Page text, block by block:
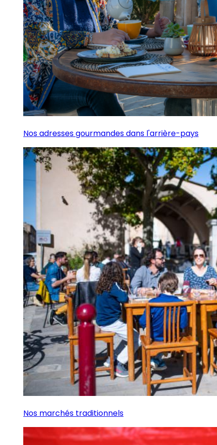
Nos adresses gourmandes dans l'arrière-pays
Nos marchés traditionnels